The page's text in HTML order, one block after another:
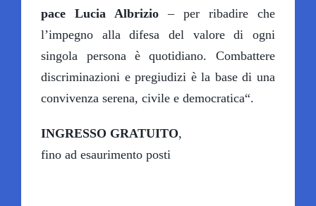
pace Lucia Albrizio – per ribadire che
l’impegno alla difesa del valore di ogni
singola persona è quotidiano. Combattere
discriminazioni e pregiudizi è la base di una
convivenza serena, civile e democratica“.
INGRESSO GRATUITO,
fino ad esaurimento posti